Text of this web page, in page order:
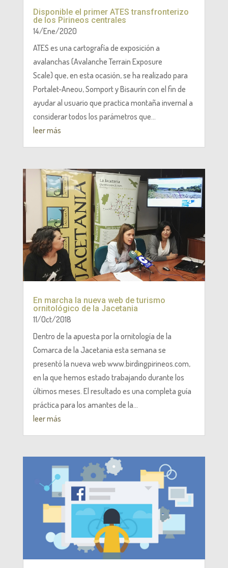
Disponible el primer ATES transfronterizo
de los Pirineos centrales
14/Ene/2020
ATES es una cartografía de exposición a
avalanchas (Avalanche Terrain Exposure
Scale) que, en esta ocasión, se ha realizado para
Portalet-Aneou, Somport y Bisaurín con el fin de
ayudar al usuario que practica montaña invernal a
considerar todos los parámetros que...
leer más
En marcha la nueva web de turismo
ornitológico de la Jacetania
11/Oct/2018
Dentro de la apuesta por la ornitología de la
Comarca de la Jacetania esta semana se
presentó la nueva web www.birdingpirineos.com,
en la que hemos estado trabajando durante los
últimos meses. El resultado es una completa guía
práctica para los amantes de la...
leer más